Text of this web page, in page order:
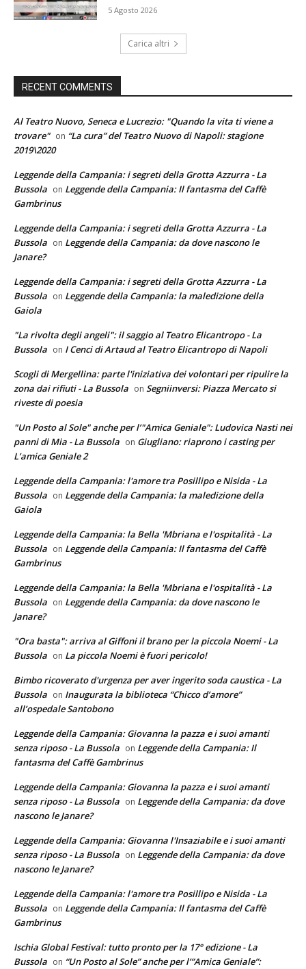
5 Agosto 2026
Carica altri
RECENT COMMENTS
Al Teatro Nuovo, Seneca e Lucrezio: "Quando la vita ti viene a
trovare" on “La cura” del Teatro Nuovo di Napoli: stagione
2019\2020
Leggende della Campania: i segreti della Grotta Azzurra - La
Bussola on Leggende della Campania: Il fantasma del Caffè
Gambrinus
Leggende della Campania: i segreti della Grotta Azzurra - La
Bussola on Leggende della Campania: da dove nascono le
Janare?
Leggende della Campania: i segreti della Grotta Azzurra - La
Bussola on Leggende della Campania: la maledizione della
Gaiola
"La rivolta degli angeli": il saggio al Teatro Elicantropo - La
Bussola on I Cenci di Artaud al Teatro Elicantropo di Napoli
Scogli di Mergellina: parte l'iniziativa dei volontari per ripulire la
zona dai rifiuti - La Bussola on Segniinversi: Piazza Mercato si
riveste di poesia
"Un Posto al Sole" anche per l’"Amica Geniale": Ludovica Nasti nei
panni di Mia - La Bussola on Giugliano: riaprono i casting per
L’amica Geniale 2
Leggende della Campania: l'amore tra Posillipo e Nisida - La
Bussola on Leggende della Campania: la maledizione della
Gaiola
Leggende della Campania: la Bella 'Mbriana e l'ospitalità - La
Bussola on Leggende della Campania: Il fantasma del Caffè
Gambrinus
Leggende della Campania: la Bella 'Mbriana e l'ospitalità - La
Bussola on Leggende della Campania: da dove nascono le
Janare?
"Ora basta": arriva al Giffoni il brano per la piccola Noemi - La
Bussola on La piccola Noemi è fuori pericolo!
Bimbo ricoverato d'urgenza per aver ingerito soda caustica - La
Bussola on Inaugurata la biblioteca “Chicco d’amore”
all’ospedale Santobono
Leggende della Campania: Giovanna la pazza e i suoi amanti
senza riposo - La Bussola on Leggende della Campania: Il
fantasma del Caffè Gambrinus
Leggende della Campania: Giovanna la pazza e i suoi amanti
senza riposo - La Bussola on Leggende della Campania: da dove
nascono le Janare?
Leggende della Campania: Giovanna l'Insaziabile e i suoi amanti
senza riposo - La Bussola on Leggende della Campania: da dove
nascono le Janare?
Leggende della Campania: l'amore tra Posillipo e Nisida - La
Bussola on Leggende della Campania: Il fantasma del Caffè
Gambrinus
Ischia Global Festival: tutto pronto per la 17° edizione - La
Bussola on “Un Posto al Sole” anche per l’”Amica Geniale”: